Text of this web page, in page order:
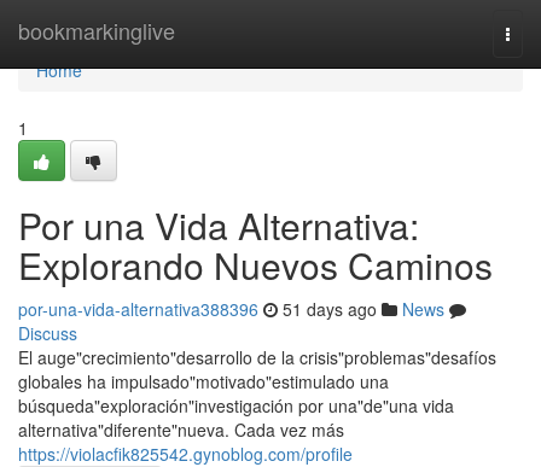
bookmarkinglive
Home
Home
1
Por una Vida Alternativa:
Explorando Nuevos Caminos
por-una-vida-alternativa388396 51 days ago
News
Discuss
El auge"crecimiento"desarrollo de la crisis"problemas"desafíos
globales ha impulsado"motivado"estimulado una
búsqueda"exploración"investigación por una"de"una vida
alternativa"diferente"nueva. Cada vez más
https://violacfik825542.gynoblog.com/profile